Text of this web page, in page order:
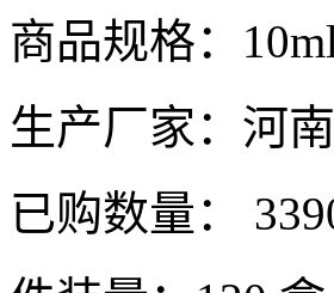
商品规格：
生产厂家：河
已购数量：